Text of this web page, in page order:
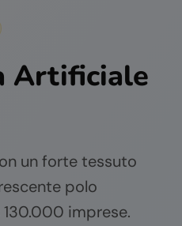
Artificiale
un forte tessuto
polo
imprese.